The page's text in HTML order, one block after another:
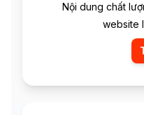
Nội dung chất
website